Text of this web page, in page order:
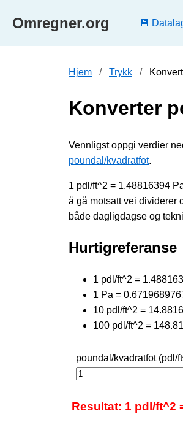
Omregner.org 💾
Hjem Trykk
Konverter
Vennligst oppgi verdier
poundal/kvadratfot.
1 pdl/ft^2 = 1.48816394
å gå motsatt vei dividerer
både dagligdagse og
Hurtigreferanse
1 pdl/ft^2 =
1 Pa =
10 pdl/ft^2 =
100 pdl/ft^2 =
poundal/kvadratfot (pdl/
Resultat: 1 pdl/ft^2